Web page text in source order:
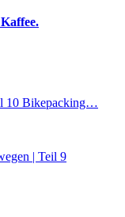
10 Bikepacking…
| Teil 9